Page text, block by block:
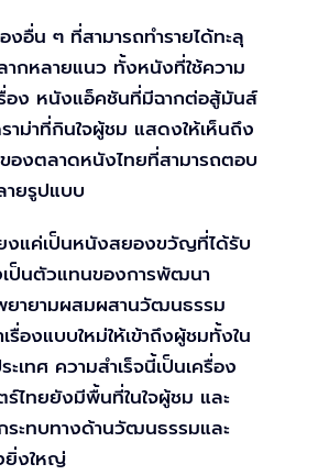
งอื่น ๆ ที่สามารถทำรายได้ทะลุ
กหลายแนว ทั้งหนังที่ใช้ความ
อง หนังแอ็คชันที่มีฉากต่อสู้มันส์
ม่าที่กินใจผู้ชม แสดงให้เห็นถึง
องตลาดหนังไทยที่สามารถตอบ
ายรูปแบบ
งแค่เป็นหนังสยองขวัญที่ได้รับ
ป็นตัวแทนของการพัฒนา
ายามผสมผสานวัฒนธรรม
รื่องแบบใหม่ให้เข้าถึงผู้ชมทั้งใน
ะเทศ ความสำเร็จนี้เป็นเครื่อง
ไทยยังมีพื้นที่ในใจผู้ชม และ
ระทบทางด้านวัฒนธรรมและ
ยิ่งใหญ่